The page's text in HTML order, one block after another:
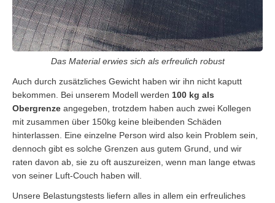
Das Material erwies sich als erfreulich robust
Auch durch zusätzliches Gewicht haben wir ihn nicht kaputt
bekommen. Bei unserem Modell werden 100 kg als
Obergrenze angegeben, trotzdem haben auch zwei Kollegen
mit zusammen über 150kg keine bleibenden Schäden
hinterlassen. Eine einzelne Person wird also kein Problem sein,
dennoch gibt es solche Grenzen aus gutem Grund, und wir
raten davon ab, sie zu oft auszureizen, wenn man lange etwas
von seiner Luft-Couch haben will.
Unsere Belastungstests liefern alles in allem ein erfreuliches